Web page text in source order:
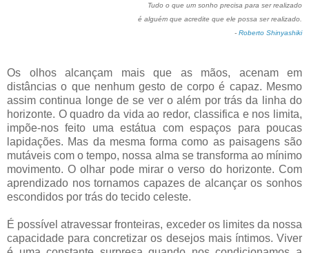
Tudo o que um sonho precisa para ser realizado
é alguém que acredite que ele possa ser realizado.
- Roberto Shinyashiki
Os olhos alcançam mais que as mãos, acenam em
distâncias o que nenhum gesto de corpo é capaz. Mesmo
assim continua longe de se ver o além por trás da linha do
horizonte. O quadro da vida ao redor, classifica e nos limita,
impõe-nos feito uma estátua com espaços para poucas
lapidações. Mas da mesma forma como as paisagens são
mutáveis com o tempo, nossa alma se transforma ao mínimo
movimento. O olhar pode mirar o verso do horizonte. Com
aprendizado nos tornamos capazes de alcançar os sonhos
escondidos por trás do tecido celeste.
É possível atravessar fronteiras, exceder os limites da nossa
capacidade para concretizar os desejos mais íntimos. Viver